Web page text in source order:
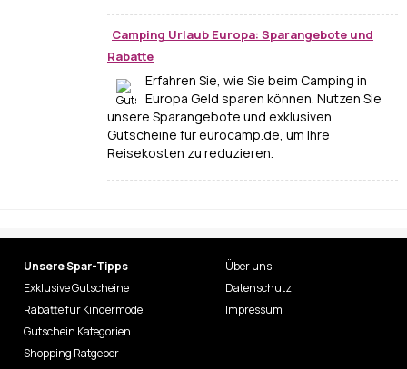
Camping Urlaub Europa: Sparangebote und
Rabatte
Erfahren Sie, wie Sie beim Camping in
Europa Geld sparen können. Nutzen Sie
unsere Sparangebote und exklusiven
Gutscheine für eurocamp.de, um Ihre
Reisekosten zu reduzieren.
Unsere Spar-Tipps
Exklusive Gutscheine
Rabatte für Kindermode
Gutschein Kategorien
Shopping Ratgeber
Über uns
Datenschutz
Impressum